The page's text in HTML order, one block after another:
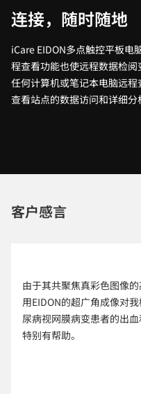
连接，随时随地
iCare EIDON多点触控平板电
程查看功能也使远程数据检
任何计算机或笔记本电脑远
查看站点的数据访问和详细分
客户感言
由于其共聚焦真彩色图像
用EIDON的超广角成像对
尿病视网膜病变患者的出
特别有帮助。